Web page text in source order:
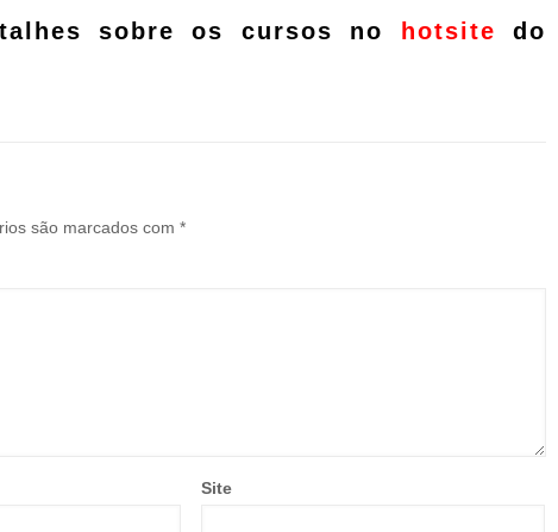
sobre os cursos no hotsite do
são marcados com *
Site